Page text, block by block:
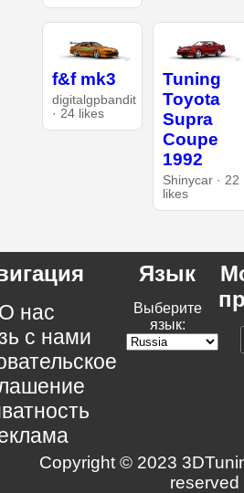
f&f mk3
digitalgpbandit
· 24 likes
Tuning
Toyota
Supra
Coupe
1992
Shinycar · 22
likes
нас
с нами
Язык
Выберите
язык:
Copyright © 2023
reserved